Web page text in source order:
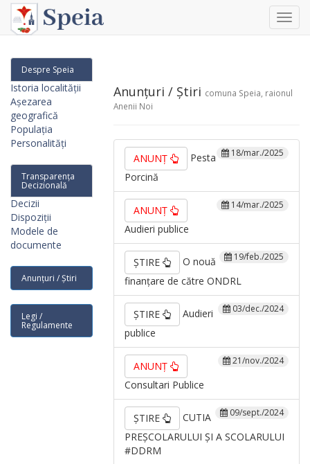
Despre Speia
Istoria localității
Așezarea
geografică
Populația
Personalități
Transparența
Decizională
Decizii
Dispoziții
Modele de
documente
Anunțuri / Știri
Legi /
Regulamente
Anunțuri / Știri comuna Speia, raionul
Anenii Noi
18/mar./2025
ANUNȚ
Pesta
Porcină
14/mar./2025
ANUNȚ
Audieri publice
19/feb./2025
ȘTIRE
O nouă
finanțare de către ONDRL
03/dec./2024
ȘTIRE
Audieri
publice
21/nov./2024
ANUNȚ
Consultari Publice
09/sept./2024
ȘTIRE
CUTIA
PREȘCOLARULUI ȘI A SCOLARULUI
#DDRM